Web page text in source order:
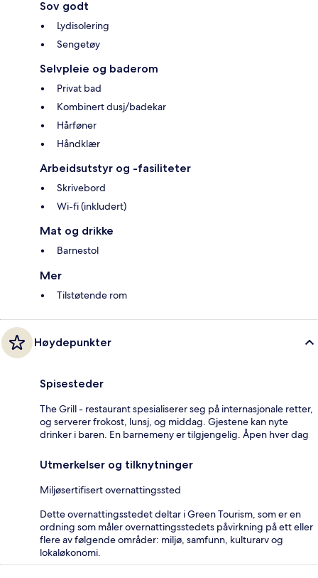
Sov godt
Lydisolering
Sengetøy
Selvpleie og baderom
Privat bad
Kombinert dusj/badekar
Hårføner
Håndklær
Arbeidsutstyr og -fasiliteter
Skrivebord
Wi-fi (inkludert)
Mat og drikke
Barnestol
Mer
Tilstøtende rom
Høydepunkter
Spisesteder
The Grill - restaurant spesialiserer seg på internasjonale retter,
og serverer frokost, lunsj, og middag. Gjestene kan nyte
drinker i baren. En barnemeny er tilgjengelig. Åpen hver dag
Utmerkelser og tilknytninger
Miljøsertifisert overnattingssted
Dette overnattingsstedet deltar i Green Tourism, som er en
ordning som måler overnattingsstedets påvirkning på ett eller
flere av følgende områder: miljø, samfunn, kulturarv og
lokaløkonomi.